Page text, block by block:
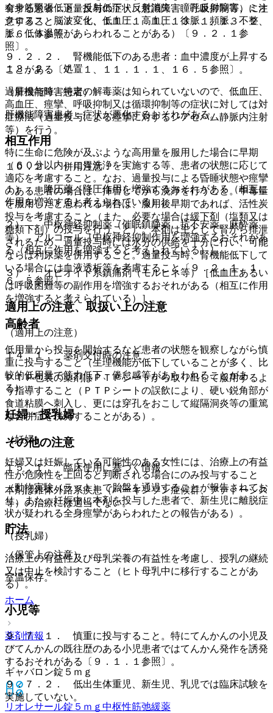
全身筋緊張低下、反射低下・反射消失、瞳孔反射障害、ミオ
クロヌス、脳波変化、低血圧、高血圧、徐脈、頻脈、不整
脈、低体温等があらわれることがある）〔９．２．１参
照〕。
１３．２． 処置
過量投与時、特定の解毒薬は知られていないので、低血圧、
高血圧、痙攣、呼吸抑制又は循環抑制等の症状に対しては対
症療法（過量投与による痙攣に対するジアゼパム静脈内注射
等）を行う。
特に生命に危険が及ぶような高用量を服用した場合に早期
（６０分以内）に胃洗浄を実施する等、患者の状態に応じて
適応を考慮すること。なお、過量投与による昏睡状態や痙攣
のある患者の場合は、挿管してから洗浄を行うこと。中毒量
を服用したと思われる場合は、服用後早期であれば、活性炭
投与を考慮すること（また、必要な場合は緩下剤（塩類又は
糖類下剤）の投与を行うこと）。本剤は主として腎から排泄
されるため、過量投与時には水分の供給を十分に行い、可能
ならば利尿薬を併用すること。過量投与時、腎機能低下して
いる場合には血液透析等を考慮すること〔９．２．１、１
６．５参照〕。
適用上の注意、取扱い上の注意
（適用上の注意）
１４．１． 薬剤交付時の注意
ＰＴＰ包装の薬剤はＰＴＰシートから取り出して服用するよ
う指導すること（ＰＴＰシートの誤飲により、硬い鋭角部が
食道粘膜へ刺入し、更には穿孔をおこして縦隔洞炎等の重篤
な合併症を併発することがある）。
その他の注意
１５．１． 臨床使用に基づく情報
本剤は錐体外路系疾患（パーキンソン症候群、アテトーシス
等）の治療には適当でない。
貯法
（保管上の注意）
室温保存。
ホーム
薬剤情報
ギャバロン錠５ｍｇ
リオレサール錠５ｍｇ 中枢性筋弛緩薬
有する患者：過量投与の症状（意識障害、呼吸抑制等）に注
意すること〔７．１、１１．１．１、１３．１、１３．２、
１６．５参照〕。
９．２．２． 腎機能低下のある患者：血中濃度が上昇する
ことがある〔７．１、１１．１．１、１６．５参照〕。
（肝機能障害患者）
肝機能障害患者：症状が悪化するおそれがある。
相互作用
１０．２． 併用注意：
１）． 降圧薬［降圧作用を増強するおそれがある（相互に
作用を増強すると考えられている）］。
２）． 中枢神経抑制薬（催眠鎮静薬、抗不安薬、麻酔薬
等）、アルコール［中枢神経抑制作用を増強するおそれがあ
る（相互に作用を増強すると考えられている）］。
３）． オピオイド系鎮痛剤（モルヒネ等）［低血圧あるい
は呼吸困難等の副作用を増強するおそれがある（相互に作用
を増強すると考えられている）］。
高齢者
低用量から投与を開始するなど患者の状態を観察しながら慎
重に投与すること（生理機能が低下していることが多く、比
較的低用量で筋力低下、倦怠感等があらわれることがあ
る）。
妊婦・授乳婦
（妊婦）
妊婦又は妊娠している可能性のある女性には、治療上の有益
性が危険性を上回ると判断される場合にのみ投与すること
（動物実験（ラット）で胎盤を通過することが報告されてお
り、また、妊娠中に本剤を投与した患者で、新生児に離脱症
状が疑われる全身痙攣があらわれたとの報告がある）。
（授乳婦）
治療上の有益性及び母乳栄養の有益性を考慮し、授乳の継続
又は中止を検討すること（ヒト母乳中に移行することがあ
る）。
小児等
９．７．１． 慎重に投与すること。特にてんかんの小児及
びてんかんの既往歴のある小児患者ではてんかん発作を誘発
するおそれがある〔９．１．１参照〕。
９．７．２． 低出生体重児、新生児、乳児では臨床試験を
実施していない。